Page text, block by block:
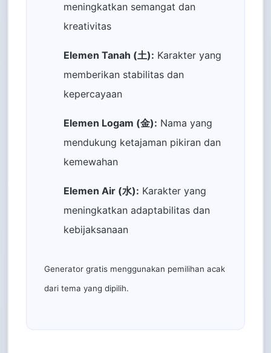
meningkatkan semangat dan
kreativitas
Elemen Tanah (土): Karakter yang
memberikan stabilitas dan
kepercayaan
Elemen Logam (金): Nama yang
mendukung ketajaman pikiran dan
kemewahan
Elemen Air (水): Karakter yang
meningkatkan adaptabilitas dan
kebijaksanaan
Generator gratis menggunakan pemilihan acak
dari tema yang dipilih.